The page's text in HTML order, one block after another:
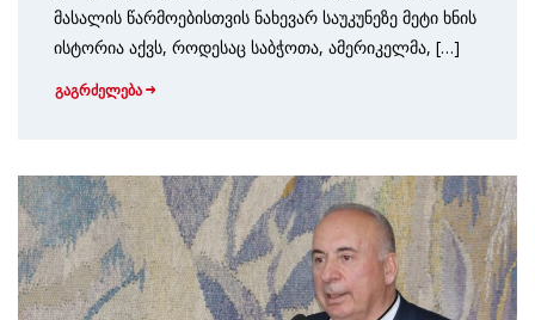
მასალის წარმოებისთვის ნახევარ საუკუნეზე მეტი ხნის
ისტორია აქვს, როდესაც საბჭოთა, ამერიკელმა, […]
გაგრძელება